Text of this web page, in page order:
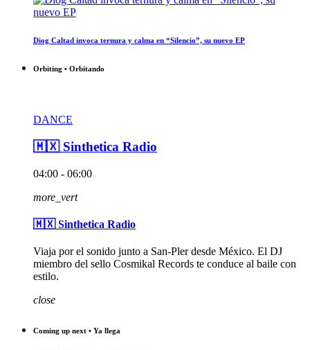
Diog Caltad invoca ternura y calma en “Silencio”, su nuevo EP
Orbiting • Orbitando
DANCE
🇲🇽 Sinthetica Radio
04:00 - 06:00
more_vert
🇲🇽 Sinthetica Radio
Viaja por el sonido junto a San-Pler desde México. El DJ
miembro del sello Cosmikal Records te conduce al baile con
estilo.
close
Coming up next • Ya llega